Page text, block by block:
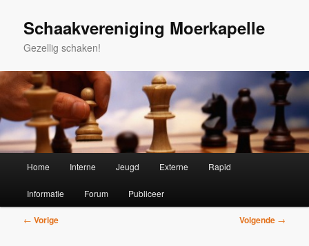
primaire
Schaakvereniging Moerkapelle
Gezellig schaken!
Home Interne Jeugd Externe Rapid
Informatie Forum Publiceer
Bericht
← Vorige Volgende →